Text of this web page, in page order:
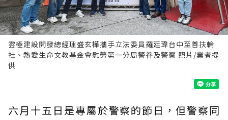
雲極建設開發總經理盛玄樺攜手立法委員羅廷瑋台中至善扶輪
社、熱愛生命文教基金會慰勞第一分局警眷及警察 照片/業者提
供
六月十五日是專屬於警察的節日，但警察同